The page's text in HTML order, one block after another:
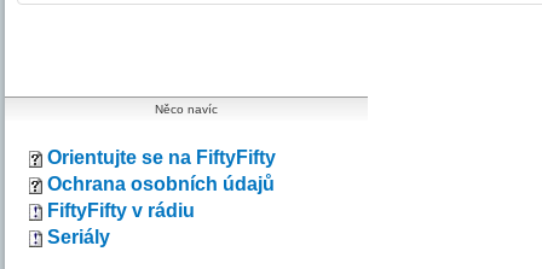
Něco navíc
Orientujte se na FiftyFifty
Ochrana osobních údajů
FiftyFifty v rádiu
Seriály